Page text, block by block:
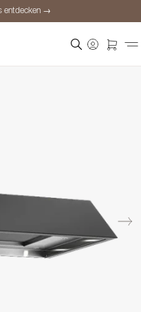
entdecken →